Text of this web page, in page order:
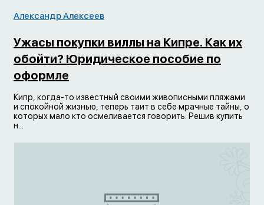
Александр Алексеев
Ужасы покупки виллы на Кипре. Как их
обойти? Юридическое пособие по
оформле
Кипр, когда-то известный своими живописными пляжами
и спокойной жизнью, теперь таит в себе мрачные тайны, о
которых мало кто осмеливается говорить. Решив купить
н...